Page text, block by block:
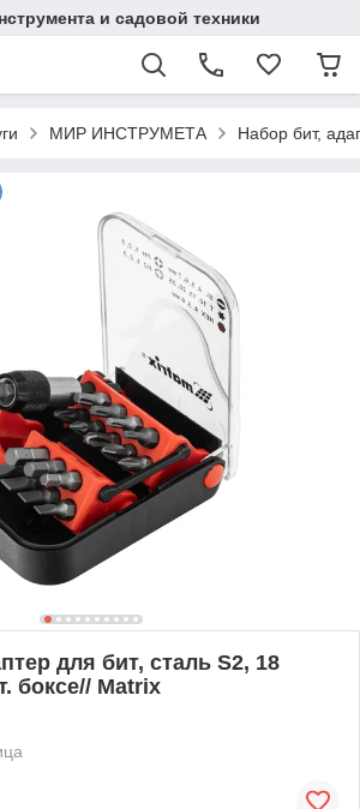
и садовой техники
МИР ИНСТРУМЕТА Набор бит,
для бит, сталь S2, 18
боксе// Matrix